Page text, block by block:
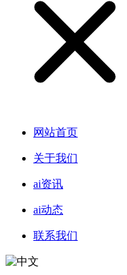
网站首页
关于我们
ai资讯
ai动态
联系我们